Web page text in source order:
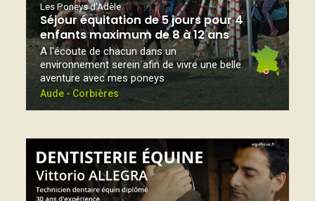
Les Poneys d'Adèle
Séjour équitation de 5 jours pour 4
enfants maximum de 8 à 12 ans
A l'écoute de chacun dans un
environnement serein afin de vivre une belle
aventure avec mes poneys
Aude - Corbières